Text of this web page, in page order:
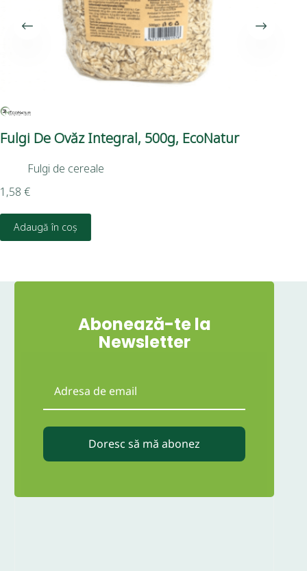
Fulgi De Ovăz Integral, 500g, EcoNatur
Fulgi de cereale
1,58 €
Adaugă în coș
Abonează-te la
Newsletter
Doresc să mă abonez